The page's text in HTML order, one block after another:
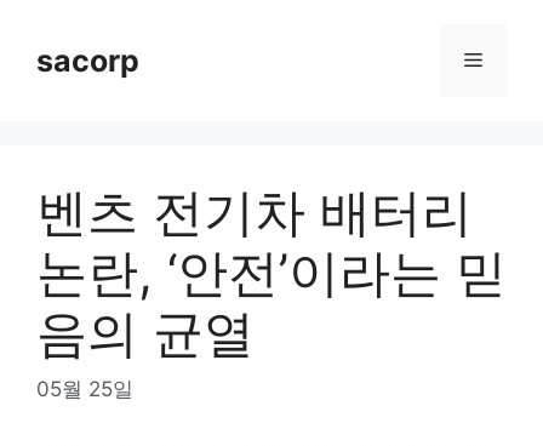
contentsacorp Menu
벤츠 전기차 배터리
논란, ‘안전’이라는 믿
음의 균열
05월 25일